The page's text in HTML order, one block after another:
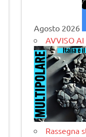
Agosto 2026
AVVISO AI
Rassegna